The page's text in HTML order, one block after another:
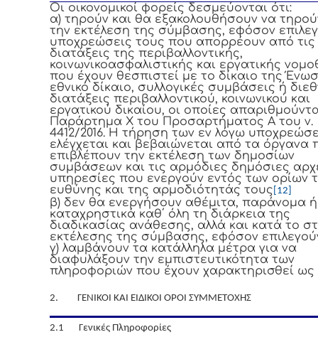
Οι οικονομικοί φορείς δεσμεύονται ότι:
α) τηρούν και θα εξακολουθήσουν να
την εκτέλεση της σύμβασης, εφόσον
υποχρεώσεις τους που απορρέουν από τις
διατάξεις της περιβαλλοντικής,
κοινωνικοασφαλιστικής και εργατικής
που έχουν θεσπιστεί με το δίκαιο της
εθνικό δίκαιο, συλλογικές συμβάσεις ή
διατάξεις περιβαλλοντικού, κοινωνικού και
εργατικού δικαίου, οι οποίες
Παράρτημα Χ του Προσαρτήματος Α του ν.
4412/2016. Η τήρηση των εν λόγω
ελέγχεται και βεβαιώνεται από τα όργανα
επιβλέπουν την εκτέλεση των δημοσίων
συμβάσεων και τις αρμόδιες δημόσιες
υπηρεσίες που ενεργούν εντός των ορίων
ευθύνης και της αρμοδιότητάς τους [12]
β) δεν θα ενεργήσουν αθέμιτα, παράνομα ή
καταχρηστικά καθ΄ όλη τη διάρκεια της
διαδικασίας ανάθεσης, αλλά και κατά το
εκτέλεσης της σύμβασης, εφόσον
γ) λαμβάνουν τα κατάλληλα μέτρα για να
διαφυλάξουν την εμπιστευτικότητα των
πληροφοριών που έχουν χαρακτηρισθεί ως
2. ΓΕΝΙΚΟΙ ΚΑΙ ΕΙΔΙΚΟΙ ΟΡΟΙ ΣΥΜΜΕΤΟΧΗΣ
2.1 Γενικές Πληροφορίες